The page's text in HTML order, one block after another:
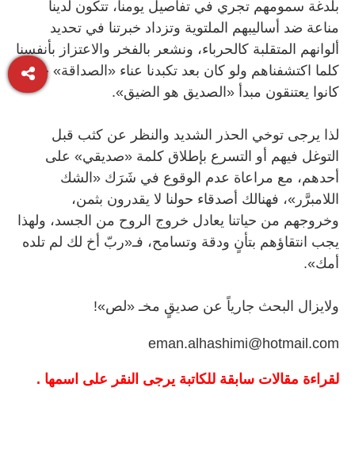
بلدغة سمومهم تجري في تفاصيل يومنا، تتكون لدينا
مناعة ضد أساليبهم الملتوية وتزداد خبرتنا في تحديد
ألوانهم المتقلبة كالحرباء، ونشعر بالفخر والاعتزاز بأنفسنا
كلما اكتشفناهم ولو كان بعد تكبدنا عناء «الصداقة» حينما
كانوا يعتنقون مبدأ «الصديق هو الضيق».
لذا يرجى توخي الحذر الشديد والنظر عن كثب قبل
التوغل فيهم أو التسرع بإطلاق كلمة «صديقي» على
أحدهم، مع مراعاة عدم الوقوع في شَرَك «الشك
اللامبرَّر»، فهنالك أصدقاء حولنا لا يقدرون بثمن،
وخروجهم من حياتنا يعادل خروج الروح من الجسد، ولهذا
يجب انتقاؤهم بتأنٍ ودقة وتسامح، فـ«ربّ أخ لك لم تلده
أمك».
ولايزال البحث جارياً عن صديقٍ مخـ «لص»!
eman.alhashimi@hotmail.com
لقراءة مقالات سابقة للكاتبة يرجى النقر على اسمها .